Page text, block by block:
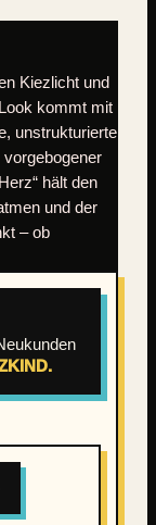
Kiezlicht und
kommt mit
unstrukturierte
vorgebogener
hält den
und der
– ob